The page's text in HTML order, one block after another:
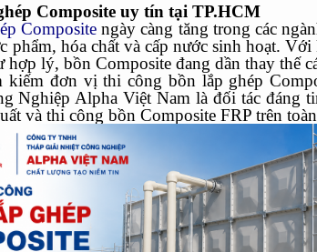
Composite uy tín tại TP.HCM
Composite ngày càng tăng trong các
phẩm, hóa chất và cấp nước sinh hoạt.
lý, bồn Composite đang dần thay thế
kiếm đơn vị thi công bồn lắp ghép
Nghiệp Alpha Việt Nam là đối tác đáng
và thi công bồn Composite FRP trên